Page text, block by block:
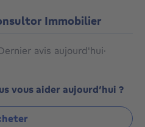
Immobilier
avis aujourd'hui·
vous aider aujourd’hui ?